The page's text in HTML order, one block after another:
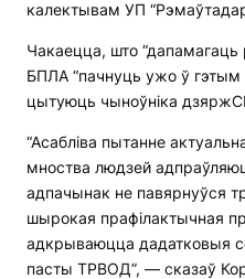
калектывам УП
Чакаецца, што “дапамагаць
БПЛА “пачнуць ужо ў гэтым
цытуюць чыноўніка
“Асабліва пытанне
мноства людзей
адпачынак не павярнуўся
шырокая прафілактычная
адкрываюцца дадатковыя
пасты ТРВОД”, — сказаў